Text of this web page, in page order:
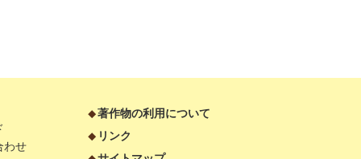
わせ
著作物の利用について
リンク